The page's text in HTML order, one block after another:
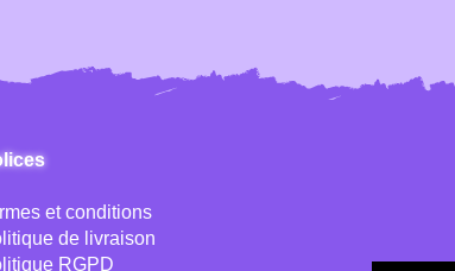
et conditions
de livraison
RGPD